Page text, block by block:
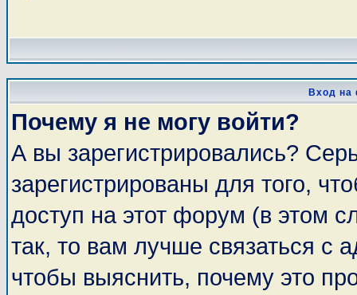
Вход на
Почему я не могу войти?
А вы зарегистрировались?
зарегистрированы для того,
доступ на этот форум (в этом
так, то вам лучше связаться с
чтобы выяснить, почему это